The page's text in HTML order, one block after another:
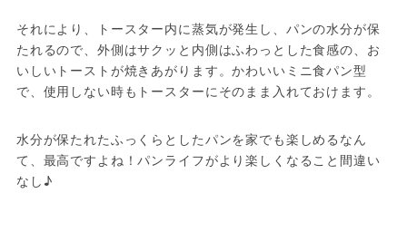
それにより、トースター内に蒸気が発生し、パンの水分が保
たれるので、外側はサクッと内側はふわっとした食感の、お
いしいトーストが焼きあがります。かわいいミニ食パン型
で、使用しない時もトースターにそのまま入れておけます。
水分が保たれたふっくらとしたパンを家でも楽しめるなん
て、最高ですよね！パンライフがより楽しくなること間違い
なし♪